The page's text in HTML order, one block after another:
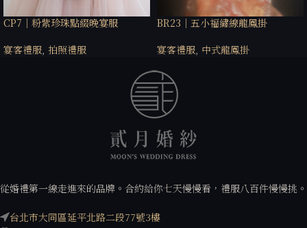
CP7｜粉紫珍珠點綴晚宴服
宴客禮服, 拍照禮服
BR23｜五小福繡線龍鳳掛
宴客禮服, 中式龍鳳掛
從婚禮第一線走進來的品牌。合約給你七天慢慢看，禮服八百件慢慢挑。
台北市大同區延平北路二段77號3樓